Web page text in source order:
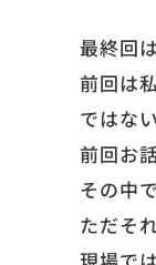
最終回
前回は
ではな
前回お
その中
ただそ